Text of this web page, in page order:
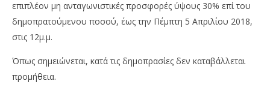
επιπλέον μη ανταγωνιστικές προσφορές ύψους 30% επί του
δημοπρατούμενου ποσού, έως την Πέμπτη 5 Απριλίου 2018,
στις 12μ.μ.
Όπως σημειώνεται, κατά τις δημοπρασίες δεν καταβάλλεται
προμήθεια.